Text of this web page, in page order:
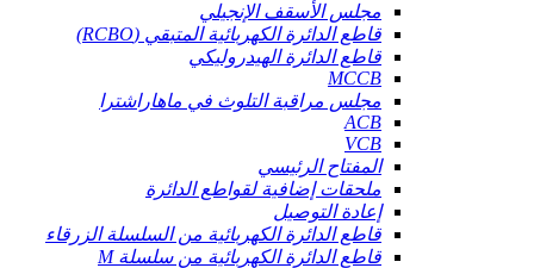
مجلس الأسقف الإنجيلي
قاطع الدائرة الكهربائية المتبقي (RCBO)
قاطع الدائرة الهيدروليكي
MCCB
مجلس مراقبة التلوث في ماهاراشترا
ACB
VCB
المفتاح الرئيسي
ملحقات إضافية لقواطع الدائرة
إعادة التوصيل
قاطع الدائرة الكهربائية من السلسلة الزرقاء
قاطع الدائرة الكهربائية من سلسلة M